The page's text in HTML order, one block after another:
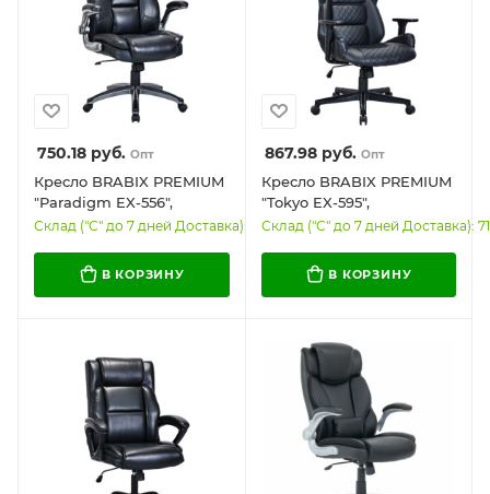
750.18 руб. Опт
Кресло BRABIX PREMIUM
"Paradigm EX-556",
пружинный блок,
черное, 532976
Склад ("С" до 7 дней Доставка): 32
В КОРЗИНУ
867.98руб. Опт
Кресло BRABIX PREMIUM
"Tokyo EX-595",
регулируемый
рециклированная кожа,
черное, 532975
Склад ("С" до 7 дней Доставка): 71
В КОРЗИНУ